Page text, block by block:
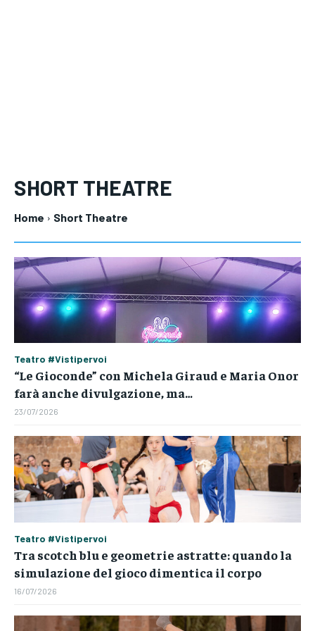
SHORT THEATRE
Home Short Theatre
Teatro #Vistipervoi
“Le Gioconde” con Michela Giraud e Maria Onor
farà anche divulgazione, ma…
23/07/2026
Teatro #Vistipervoi
Tra scotch blu e geometrie astratte: quando la
simulazione del gioco dimentica il corpo
16/07/2026